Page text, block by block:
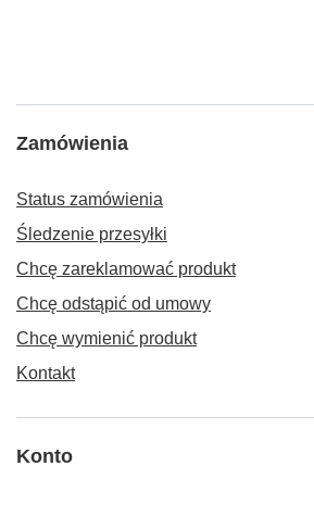
Zamówienia
Status zamówienia
Śledzenie przesyłki
Chcę zareklamować produkt
Chcę odstąpić od umowy
Chcę wymienić produkt
Kontakt
Konto